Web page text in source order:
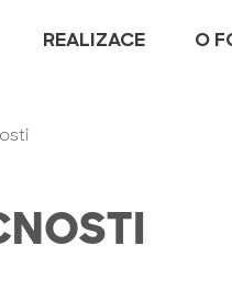
REALIZACE O